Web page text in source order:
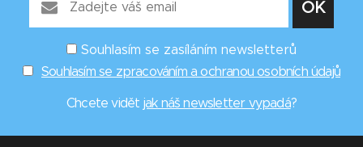
Souhlasím se zasíláním newsletterů
Souhlasím se zpracováním a ochranou osobních údajů
Chcete vidět jak náš newsletter vypadá?